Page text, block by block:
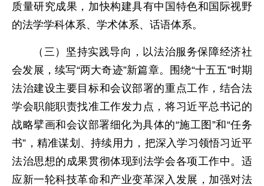
质量研究成果，加快构建具有中国特色和国际视野
的法学学科体系、学术体系、话语体系。
（三）坚持实践导向，以法治服务保障经济社
会发展，续写“两大奇迹”新篇章。围绕“十五五”时期
法治建设主要目标和会议部署的重点工作，结合法
学会职能职责找准工作发力点，将习近平总书记的
战略擘画和会议部署细化为具体的“施工图”和“任务
书”，精准谋划、持续用力，把深入学习领悟习近平
法治思想的成果贯彻体现到法学会各项工作中。适
应新一轮科技革命和产业变革深入发展，加强对法